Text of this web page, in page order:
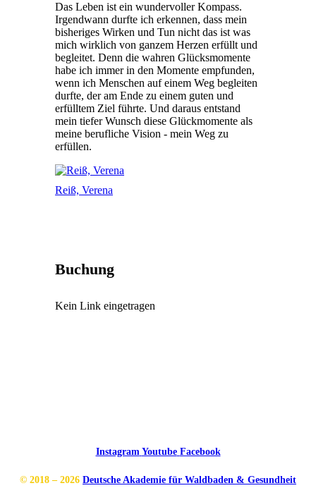
Das Leben ist ein wundervoller Kompass.
Irgendwann durfte ich erkennen, dass mein
bisheriges Wirken und Tun nicht das ist was
mich wirklich von ganzem Herzen erfüllt und
begleitet. Denn die wahren Glücksmomente
habe ich immer in den Momente empfunden,
wenn ich Menschen auf einem Weg begleiten
durfte, der am Ende zu einem guten und
erfülltem Ziel führte. Und daraus entstand
mein tiefer Wunsch diese Glückmomente als
meine berufliche Vision - mein Weg zu
erfüllen.
Reiß, Verena
Buchung
Kein Link eingetragen
Instagram Youtube Facebook
© 2018 – 2026 Deutsche Akademie für Waldbaden & Gesundheit